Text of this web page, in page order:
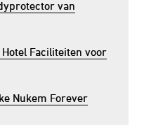
van
Faciliteiten voor
Nukem Forever